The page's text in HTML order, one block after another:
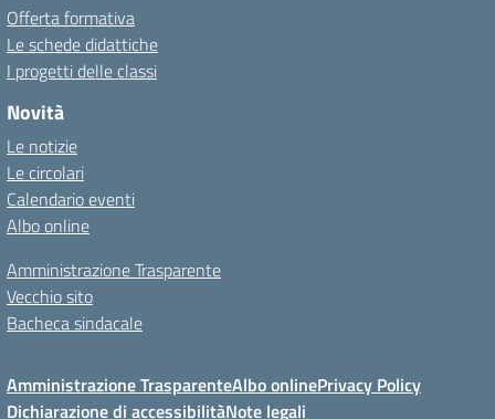
Offerta formativa
Le schede didattiche
I progetti delle classi
Novità
Le notizie
Le circolari
Calendario eventi
Albo online
Amministrazione Trasparente
Vecchio sito
Bacheca sindacale
Amministrazione TrasparenteAlbo onlinePrivacy Policy
Dichiarazione di accessibilitàNote legali